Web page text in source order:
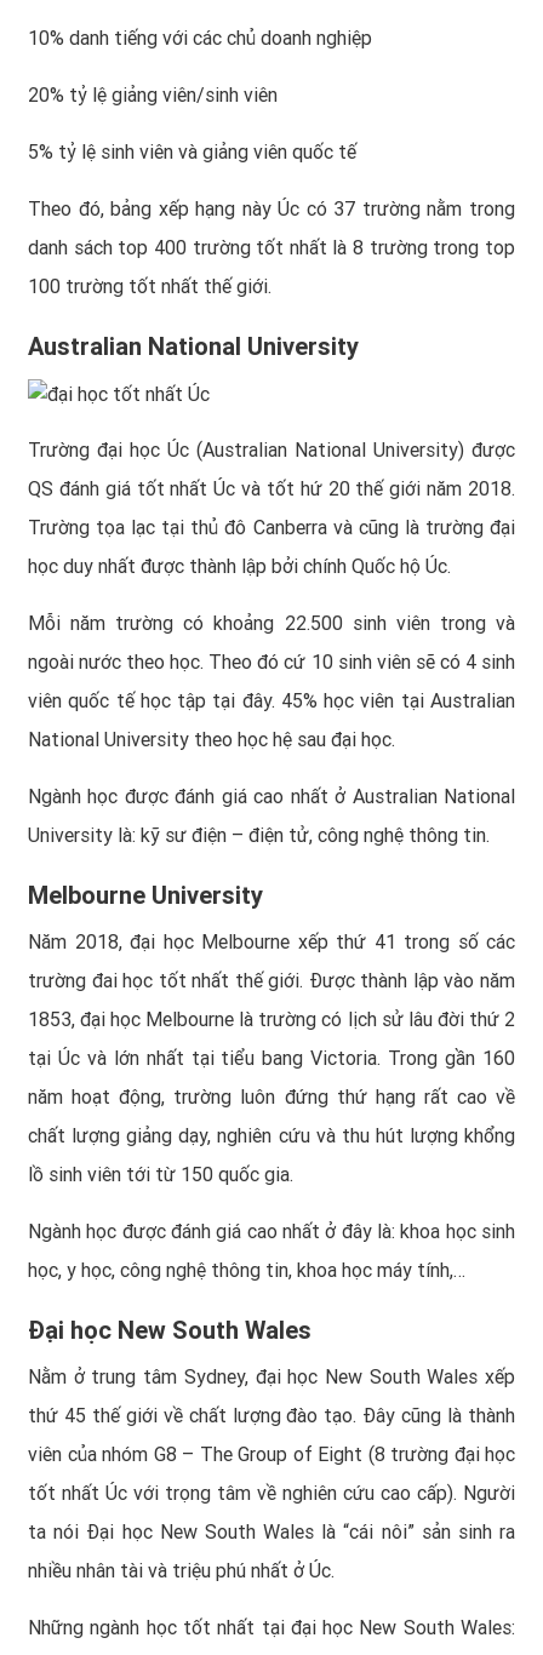
10% danh tiếng với các chủ doanh nghiệp
20% tỷ lệ giảng viên/sinh viên
5% tỷ lệ sinh viên và giảng viên quốc tế
Theo đó, bảng xếp hạng này Úc có 37 trường nằm trong
danh sách top 400 trường tốt nhất là 8 trường trong top
100 trường tốt nhất thế giới.
Australian National University
Trường đại học Úc (Australian National University) được
QS đánh giá tốt nhất Úc và tốt hứ 20 thế giới năm 2018.
Trường tọa lạc tại thủ đô Canberra và cũng là trường đại
học duy nhất được thành lập bởi chính Quốc hộ Úc.
Mỗi năm trường có khoảng 22.500 sinh viên trong và
ngoài nước theo học. Theo đó cứ 10 sinh viên sẽ có 4 sinh
viên quốc tế học tập tại đây. 45% học viên tại Australian
National University theo học hệ sau đại học.
Ngành học được đánh giá cao nhất ở Australian National
University là: kỹ sư điện – điện tử, công nghệ thông tin.
Melbourne University
Năm 2018, đại học Melbourne xếp thứ 41 trong số các
trường đai học tốt nhất thế giới. Được thành lập vào năm
1853, đại học Melbourne là trường có lịch sử lâu đời thứ 2
tại Úc và lớn nhất tại tiểu bang Victoria. Trong gần 160
năm hoạt động, trường luôn đứng thứ hạng rất cao về
chất lượng giảng dạy, nghiên cứu và thu hút lượng khổng
lồ sinh viên tới từ 150 quốc gia.
Ngành học được đánh giá cao nhất ở đây là: khoa học sinh
học, y học, công nghệ thông tin, khoa học máy tính,…
Đại học New South Wales
Nằm ở trung tâm Sydney, đại học New South Wales xếp
thứ 45 thế giới về chất lượng đào tạo. Đây cũng là thành
viên của nhóm G8 – The Group of Eight (8 trường đại học
tốt nhất Úc với trọng tâm về nghiên cứu cao cấp). Người
ta nói Đại học New South Wales là “cái nôi” sản sinh ra
nhiều nhân tài và triệu phú nhất ở Úc.
Những ngành học tốt nhất tại đại học New South Wales: